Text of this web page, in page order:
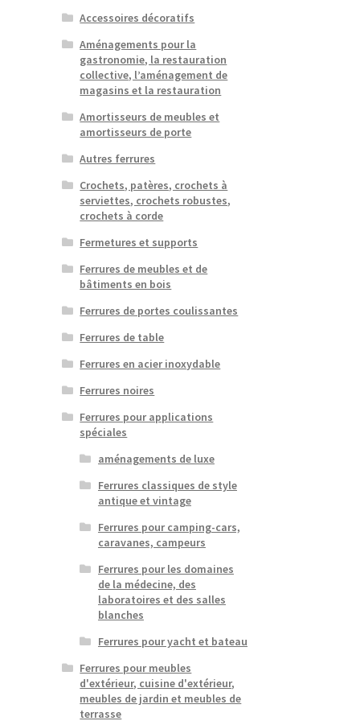
Accessoires décoratifs
Aménagements pour la
gastronomie, la restauration
collective, l’aménagement de
magasins et la restauration
Amortisseurs de meubles et
amortisseurs de porte
Autres ferrures
Crochets, patères, crochets à
serviettes, crochets robustes,
crochets à corde
Fermetures et supports
Ferrures de meubles et de
bâtiments en bois
Ferrures de portes coulissantes
Ferrures de table
Ferrures en acier inoxydable
Ferrures noires
Ferrures pour applications
spéciales
aménagements de luxe
Ferrures classiques de style
antique et vintage
Ferrures pour camping-cars,
caravanes, campeurs
Ferrures pour les domaines
de la médecine, des
laboratoires et des salles
blanches
Ferrures pour yacht et bateau
Ferrures pour meubles
d'extérieur, cuisine d'extérieur,
meubles de jardin et meubles de
terrasse